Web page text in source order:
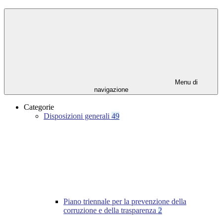
Menu di
navigazione
Categorie
Disposizioni generali 49
Piano triennale per la prevenzione della
corruzione e della trasparenza 2